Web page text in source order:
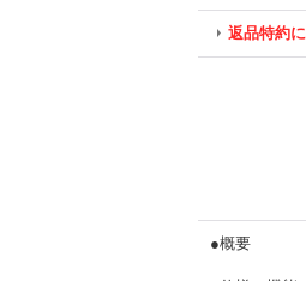
返品特約
●概要